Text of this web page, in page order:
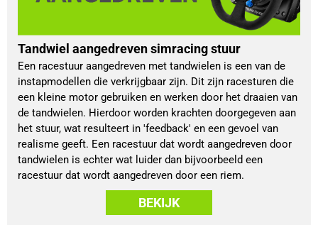
Tandwiel aangedreven simracing stuur
Een racestuur aangedreven met tandwielen is een van de
instapmodellen die verkrijgbaar zijn. Dit zijn racesturen die
een kleine motor gebruiken en werken door het draaien van
de tandwielen. Hierdoor worden krachten doorgegeven aan
het stuur, wat resulteert in 'feedback' en een gevoel van
realisme geeft. Een racestuur dat wordt aangedreven door
tandwielen is echter wat luider dan bijvoorbeeld een
racestuur dat wordt aangedreven door een riem.
BEKIJK